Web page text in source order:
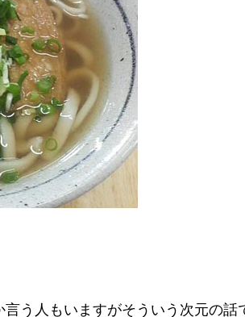
う人もいますがそういう次元の話